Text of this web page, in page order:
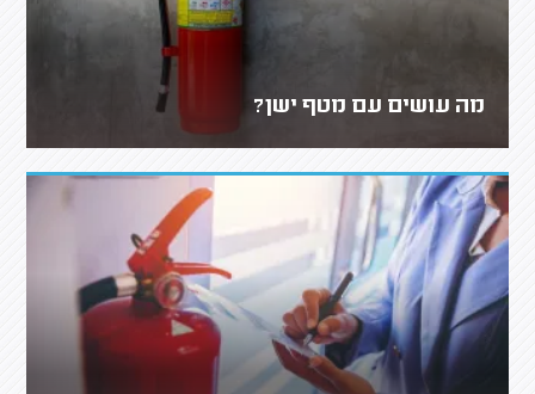
מה עושים עם מטף ישן?